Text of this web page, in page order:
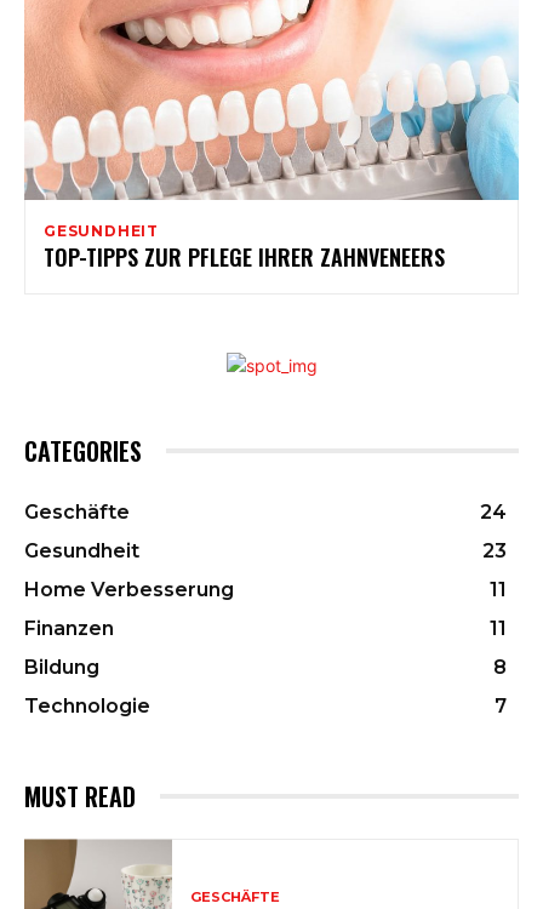
GESUNDHEIT
TOP-TIPPS ZUR PFLEGE IHRER ZAHNVENEERS
CATEGORIES
Geschäfte
24
Gesundheit
23
Home Verbesserung
11
Finanzen
11
Bildung
8
Technologie
7
MUST READ
GESCHÄFTE